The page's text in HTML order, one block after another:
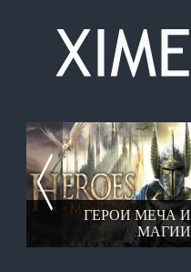
ГЕРОИ МЕЧА И
МАГИИ